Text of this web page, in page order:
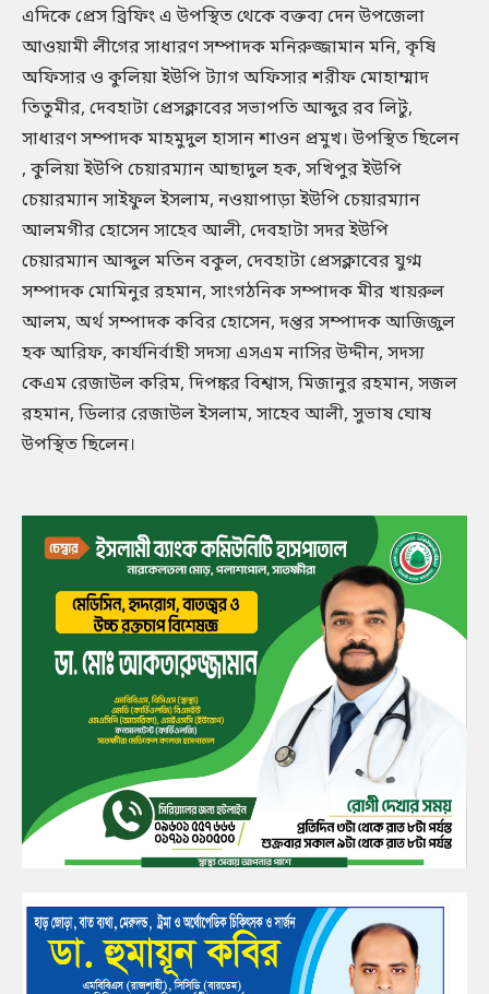
এদিকে প্রেস ব্রিফিং এ উপস্থিত থেকে বক্তব্য দেন উপজেলা
আওয়ামী লীগের সাধারণ সম্পাদক মনিরুজ্জামান মনি, কৃষি
অফিসার ও কুলিয়া ইউপি ট্যাগ অফিসার শরীফ মোহাম্মাদ
তিতুমীর, দেবহাটা প্রেসক্লাবের সভাপতি আব্দুর রব লিটু,
সাধারণ সম্পাদক মাহমুদুল হাসান শাওন প্রমুখ। উপস্থিত ছিলেন
, কুলিয়া ইউপি চেয়ারম্যান আছাদুল হক, সখিপুর ইউপি
চেয়ারম্যান সাইফুল ইসলাম, নওয়াপাড়া ইউপি চেয়ারম্যান
আলমগীর হোসেন সাহেব আলী, দেবহাটা সদর ইউপি
চেয়ারম্যান আব্দুল মতিন বকুল, দেবহাটা প্রেসক্লাবের যুগ্ম
সম্পাদক মোমিনুর রহমান, সাংগঠনিক সম্পাদক মীর খায়রুল
আলম, অর্থ সম্পাদক কবির হোসেন, দপ্তর সম্পাদক আজিজুল
হক আরিফ, কার্যনির্বাহী সদস্য এসএম নাসির উদ্দীন, সদস্য
কেএম রেজাউল করিম, দিপঙ্কর বিশ্বাস, মিজানুর রহমান, সজল
রহমান, ডিলার রেজাউল ইসলাম, সাহেব আলী, সুভাষ ঘোষ
উপস্থিত ছিলেন।